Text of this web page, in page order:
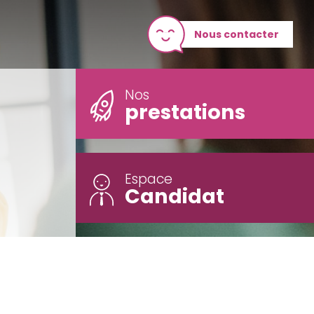
Nous contacter
Nos
prestations
Espace
Candidat